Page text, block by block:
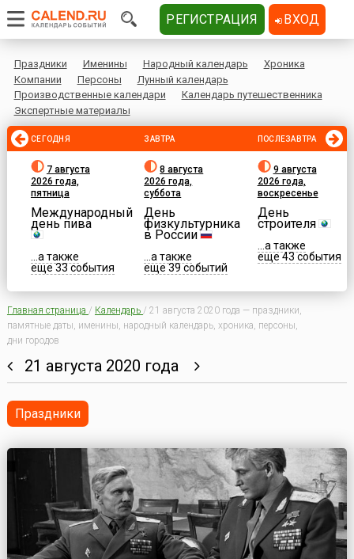
Праздники Именины Народный календарь
Хроника
Компании
Персоны
Лунный календарь
Производственные календари
Календарь путешественника
Экспертные материалы
СЕГОДНЯ
7 августа
2026 года,
пятница
Международный
день пива
...а также
еще 33 события
ЗАВТРА
8 августа
2026 года,
суббота
День
физкультурника
в России
...а также
еще 39 событий
ПОСЛЕЗАВТРА
9 августа
2026 года,
воскресенье
День
строителя
...а также
еще 43 события
Главная страница / Календарь / 21 августа 2020 года — праздники,
памятные даты, именины, народный календарь, хроника, персоны,
дни городов
21 августа 2020 года
Праздники
РЕГИСТРАЦИЯ ВХОД